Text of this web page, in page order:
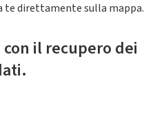
te direttamente sulla mappa.
il recupero dei